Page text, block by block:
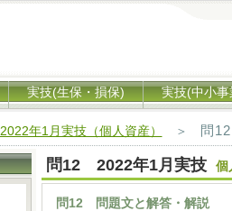
実技(生保・損保) 実技(中小事
2022年1月実技（個人資産） ＞ 問12
問12 2022年1月実技 個
問12 問題文と解答・解説